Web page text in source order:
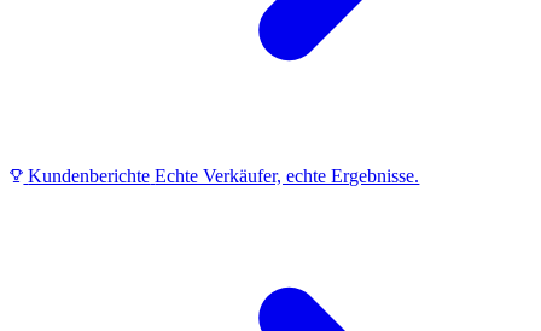
Kundenberichte Echte Verkäufer, echte Ergebnisse.